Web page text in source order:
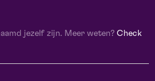
jezelf zijn. Meer weten? Check